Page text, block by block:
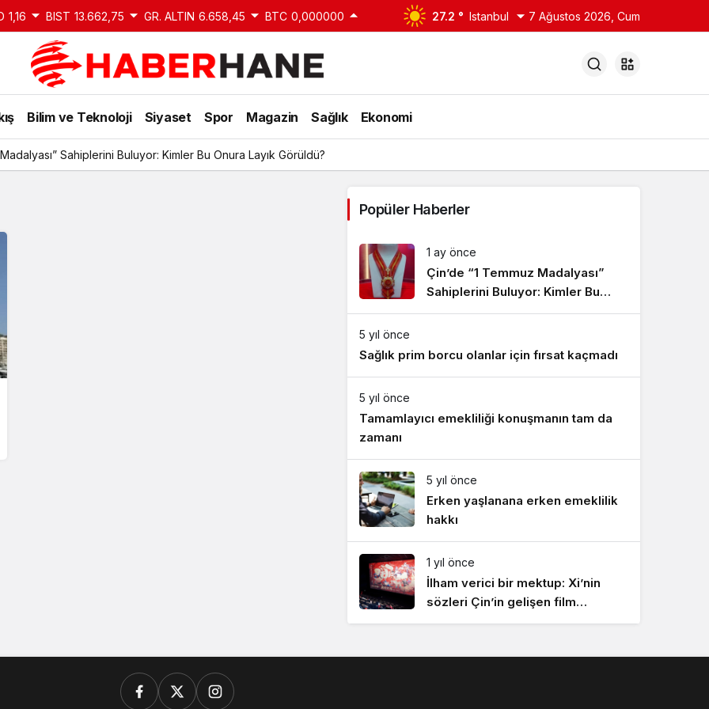
1,16 BIST 13.662,75 GR. ALTIN 6.658,45 BTC 0,000000 27.2 ° Istanbul 7 Ağustos 2026, Cum
Bilim ve Teknoloji Siyaset Spor Magazin Sağlık Ekonomi
Sahiplerini Buluyor: Kimler Bu Onura Layık Görüldü?
Popüler Haberler
1 ay önce
Çin’de “1 Temmuz Madalyası”
Sahiplerini Buluyor: Kimler Bu
Onura Layık Görüldü?
5 yıl önce
Sağlık prim borcu olanlar için fırsat kaçmadı
5 yıl önce
Tamamlayıcı emekliliği konuşmanın tam da
zamanı
5 yıl önce
Erken yaşlanana erken emeklilik
hakkı
1 yıl önce
İlham verici bir mektup: Xi’nin
sözleri Çin’in gelişen film
endüstrisinde yankı uyandırdı